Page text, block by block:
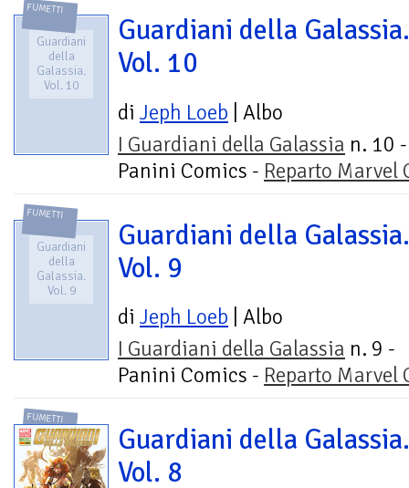
FUMETTI
Guardiani
della
Galassia.
Vol. 10
Guardiani della Galassia.
Vol. 10
di Jeph Loeb | Albo
I Guardiani della Galassia n. 10 -
Panini Comics - Reparto Marvel
FUMETTI
Guardiani
della
Galassia.
Vol. 9
Guardiani della Galassia.
Vol. 9
di Jeph Loeb | Albo
I Guardiani della Galassia n. 9 -
Panini Comics - Reparto Marvel
FUMETTI
Guardiani della Galassia.
Vol. 8